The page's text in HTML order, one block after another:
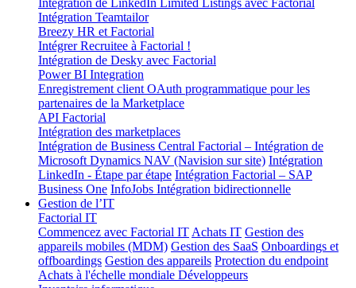
Intégration Teamtailor
Breezy HR et Factorial
Intégrer Recruitee à Factorial !
Intégration de Desky avec Factorial
Power BI Integration
Enregistrement client OAuth programmatique pour les
partenaires de la Marketplace
API Factorial
Intégration des marketplaces
Intégration de Business Central Factorial – Intégration de
Microsoft Dynamics NAV (Navision sur site) Intégration
LinkedIn - Étape par étape Intégration Factorial – SAP
Business One InfoJobs Intégration bidirectionnelle
Gestion de l’IT
Factorial IT
Commencez avec Factorial IT Achats IT Gestion des
appareils mobiles (MDM) Gestion des SaaS Onboardings et
offboardings Gestion des appareils Protection du endpoint
Achats à l'échelle mondiale Développeurs